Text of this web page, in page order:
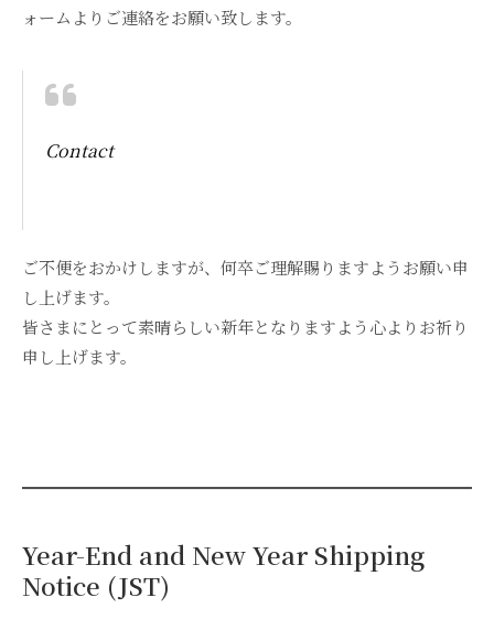
ォームよりご連絡をお願い致します。
Contact
ご不便をおかけしますが、何卒ご理解賜りますようお願い申
し上げます。
皆さまにとって素晴らしい新年となりますよう心よりお祈り
申し上げます。
Year-End and New Year Shipping
Notice (JST)